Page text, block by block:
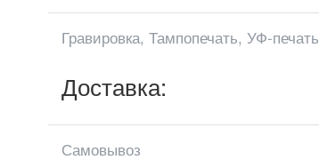
Гравировка, Тампопечать, УФ-печать
Доставка:
Самовывоз